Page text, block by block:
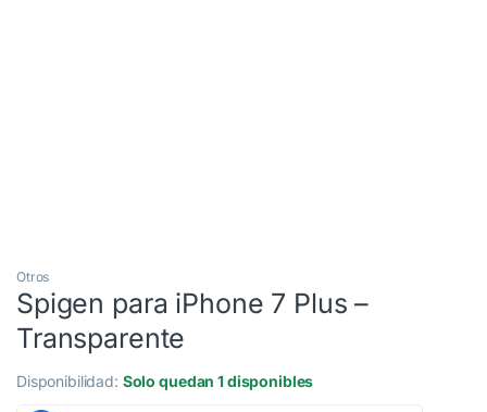
Otros
Spigen para iPhone 7 Plus –
Transparente
Disponibilidad: Solo quedan 1 disponibles